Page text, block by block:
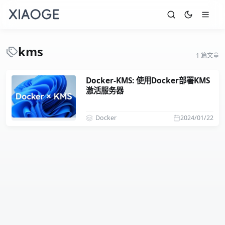
kms 1 篇文章
Docker-KMS: 使用Docker部署KMS
激活服务器
2024/01/22
Docker